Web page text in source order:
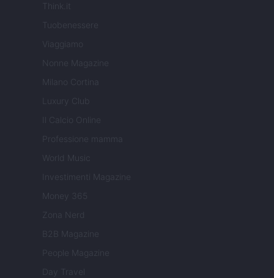
Think.it
Tuobenessere
Viaggiamo
Nonne Magazine
Milano Cortina
Luxury Club
Il Calcio Online
Professione mamma
World Music
Investimenti Magazine
Money 365
Zona Nerd
B2B Magazine
People Magazine
Day Travel